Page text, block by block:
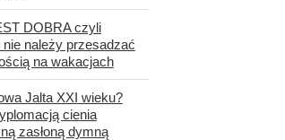
DOBRA czyli
należy przesadzać
na wakacjach
Jalta XXI wieku?
cienia
zasłoną dymną